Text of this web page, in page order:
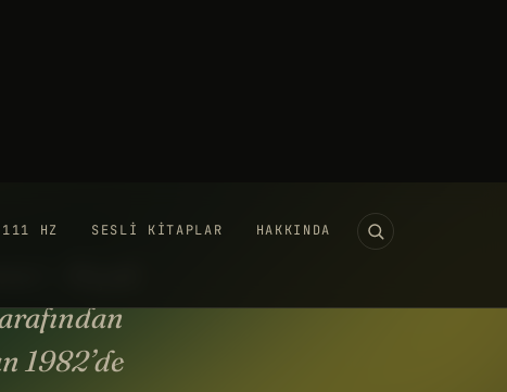
1982’de